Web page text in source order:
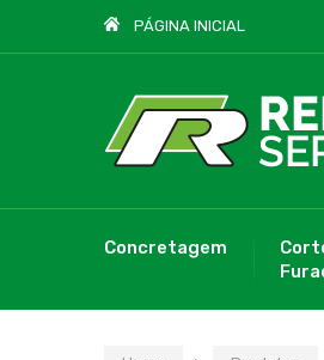
PÁGINA INICIAL
Concretagem